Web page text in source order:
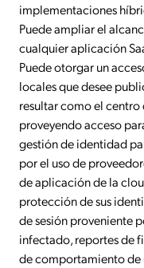
implementaciones
Puede ampliar el
cualquier aplicación
Puede otorgar un
locales que desee
resultar como el
proveyendo acceso
gestión de identidad
por el uso de
de aplicación de la
protección de sus
de sesión proveniente
infectado, reportes de
de comportamiento de